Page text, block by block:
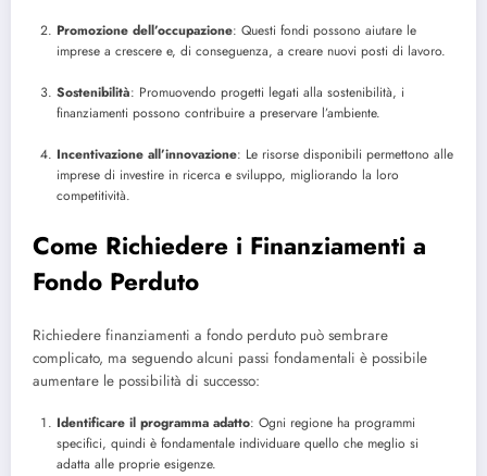
Promozione dell’occupazione: Questi fondi possono aiutare le
imprese a crescere e, di conseguenza, a creare nuovi posti di lavoro.
Sostenibilità: Promuovendo progetti legati alla sostenibilità, i
finanziamenti possono contribuire a preservare l’ambiente.
Incentivazione all’innovazione: Le risorse disponibili permettono alle
imprese di investire in ricerca e sviluppo, migliorando la loro
competitività.
Come Richiedere i Finanziamenti a
Fondo Perduto
Richiedere finanziamenti a fondo perduto può sembrare
complicato, ma seguendo alcuni passi fondamentali è possibile
aumentare le possibilità di successo:
Identificare il programma adatto: Ogni regione ha programmi
specifici, quindi è fondamentale individuare quello che meglio si
adatta alle proprie esigenze.